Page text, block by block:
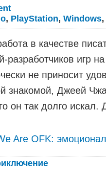
, PlayStation,Windows
в качестве
разработчиков игр
не приносит
знакомой, Джеей
он так долго
Are OFK: